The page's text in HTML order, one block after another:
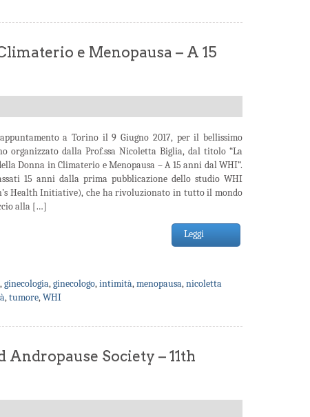
e Menopausa – A 15
a Torino il 9 Giugno 2017, per il bellissimo
organizzato dalla Prof.ssa Nicoletta Biglia, dal titolo “La
Donna in Climaterio e Menopausa – A 15 anni dal WHI”.
15 anni dalla prima pubblicazione dello studio WHI
Health Initiative), che ha rivoluzionato in tutto il mondo
alla […]
Leggi
,ginecologia,ginecologo,intimità,menopausa,nicoletta
,tumore,WHI
Andropause Society – 11th